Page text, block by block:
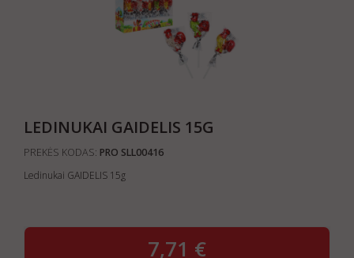
LEDINUKAI GAIDELIS 15G
PREKĖS KODAS: PRO SLL00416
Ledinukai GAIDELIS 15g
7,71 €